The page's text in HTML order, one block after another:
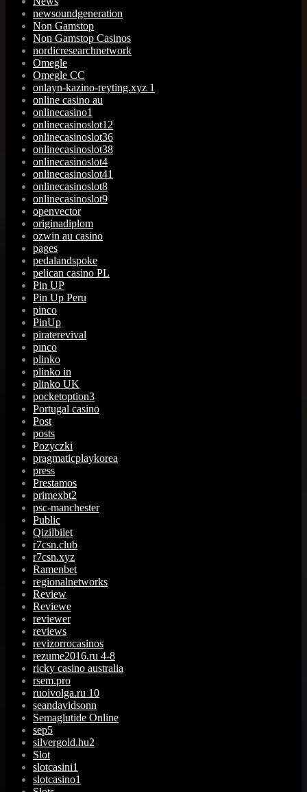
newsoundgeneration
Non Gamstop
Non Gamstop Casinos
nordicresearchnetwork
Omegle
Omegle CC
onlayn-kazino-reyting.xyz 1
online casino au
onlinecasino1
onlinecasinoslot12
onlinecasinoslot36
onlinecasinoslot38
onlinecasinoslot4
onlinecasinoslot41
onlinecasinoslot8
onlinecasinoslot9
openvector
originadiplom
ozwin au casino
pages
pedalandspoke
pelican casino PL
Pin UP
Pin Up Peru
pinco
PinUp
piraterevival
pınco
plinko
plinko in
plinko UK
pocketoption3
Portugal casino
Post
posts
Pozyczki
pragmaticplaykorea
press
Prestamos
primexbt2
psc-manchester
Public
Qizilbilet
r7csn.club
r7csn.xyz
Ramenbet
regionalnetworks
Review
Reviewe
reviewer
reviews
revizorrocasinos
rezume2016.ru 4-8
ricky casino australia
rsem.pro
ruoivolga.ru 10
seandavidsonn
Semaglutide Online
sep5
silvergold.hu2
Slot
slotcasini1
slotcasino1